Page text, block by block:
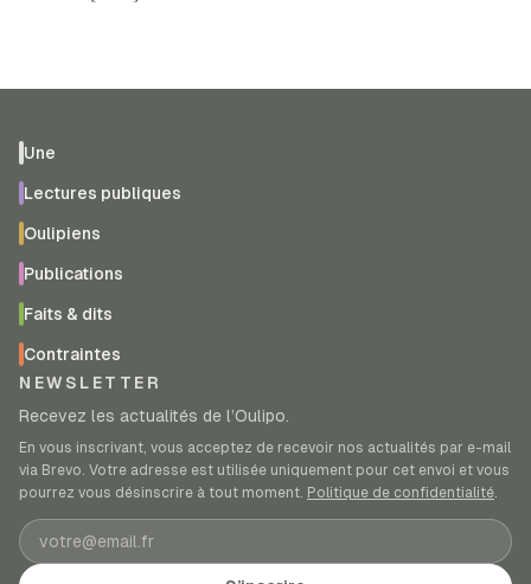
Une
Lectures publiques
Oulipiens
Publications
Faits & dits
Contraintes
NEWSLETTER
Recevez les actualités de l’Oulipo.
En vous inscrivant, vous acceptez de recevoir nos actualités par e-mail
via Brevo. Votre adresse est utilisée uniquement pour cet envoi et vous
pourrez vous désinscrire à tout moment. Politique de confidentialité.
Adresse e-mail